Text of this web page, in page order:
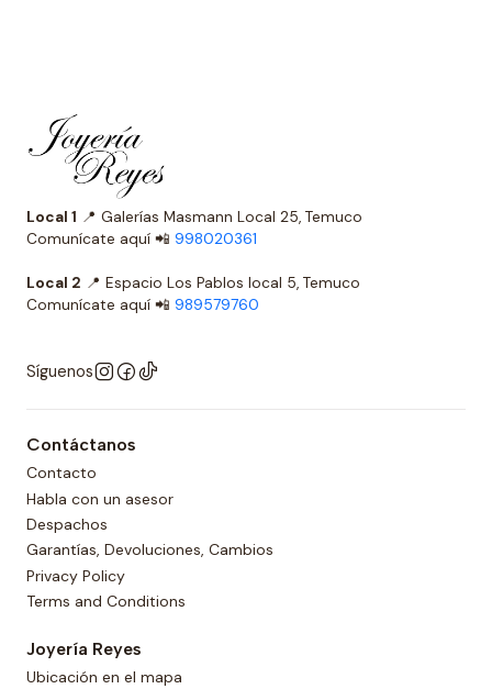
Local 1 📍 Galerías Masmann Local 25, Temuco
Comunícate aquí 📲 998020361
Local 2 📍 Espacio Los Pablos local 5, Temuco
Comunícate aquí 📲 989579760
Síguenos
Contáctanos
Contacto
Habla con un asesor
Despachos
Garantías, Devoluciones, Cambios
Privacy Policy
Terms and Conditions
Joyería Reyes
Ubicación en el mapa